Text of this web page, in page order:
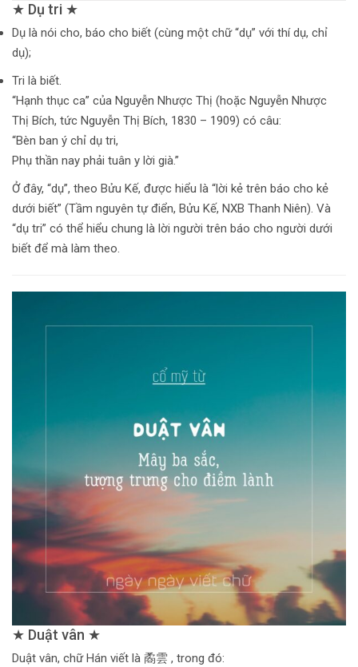
★ Dụ tri ★
Dụ là nói cho, báo cho biết (cùng một chữ “dụ” với thí dụ, chỉ
dụ);
Tri là biết.
“Hạnh thục ca” của Nguyễn Nhược Thị (hoặc Nguyễn Nhược
Thị Bích, tức Nguyễn Thị Bích, 1830 – 1909) có câu:
“Bèn ban ý chỉ dụ tri,
Phụ thần nay phải tuân y lời già.”
Ở đây, “dụ”, theo Bửu Kế, được hiểu là “lời kẻ trên báo cho kẻ
dưới biết” (Tầm nguyên tự điển, Bửu Kế, NXB Thanh Niên). Và
“dụ tri” có thể hiểu chung là lời người trên báo cho người dưới
biết để mà làm theo.
★ Duật vân ★
Duật vân, chữ Hán viết là 矞雲 , trong đó: